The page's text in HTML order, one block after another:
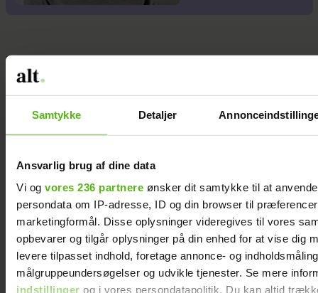
Samtykke Detaljer
Ansvarlig brug af dine data
Vi og vores 236 partnere ønsker dit samtykke til at
persondata om IP-adresse, ID og din browser til
marketingformål. Disse oplysninger videregives til vores
opbevarer og tilgår oplysninger på din enhed for at vise dig
levere tilpasset indhold, foretage annonce- og
målgruppeundersøgelser og udvikle tjenester. Se mere
indstillinger og i vores persondatapolitik. Du kan altid